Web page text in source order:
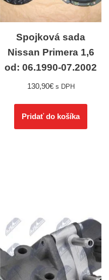
Spojková sada
Nissan Primera 1,6
od: 06.1990-07.2002
130,90€ s DPH
Pridať do košíka